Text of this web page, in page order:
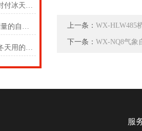
自动雪深监测仪——一款对付冰天雪地的自动雪深监测站2025(万象推送)
2米雪深监测站——一款测量的自动雪深监测仪2025(万象推送)
自动雪深监测仪——一款冬天用的自动雪深监测站2025(万象推送)
上一条： WX-HLW485
下一条： WX-NQ8气象
服